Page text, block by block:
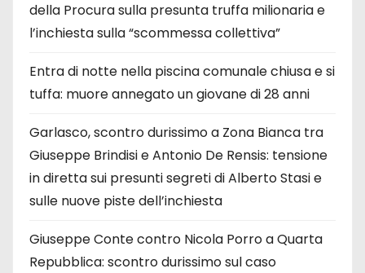
della Procura sulla presunta truffa milionaria e
l’inchiesta sulla “scommessa collettiva”
Entra di notte nella piscina comunale chiusa e si
tuffa: muore annegato un giovane di 28 anni
Garlasco, scontro durissimo a Zona Bianca tra
Giuseppe Brindisi e Antonio De Rensis: tensione
in diretta sui presunti segreti di Alberto Stasi e
sulle nuove piste dell’inchiesta
Giuseppe Conte contro Nicola Porro a Quarta
Repubblica: scontro durissimo sul caso